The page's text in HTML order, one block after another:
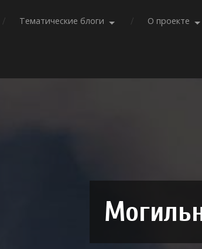
Тематические блоги О проекте